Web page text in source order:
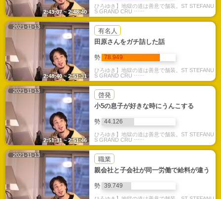
ひろゆき】地獄の道は善意で舗装。ST STEFANU
S GRAND CRU ⋯⋯
2:43:07 ~ 2:48:40
2021-11-13
有名人
田原さんをガチ詰した話
勢 78.949
ひろゆき】地獄の道は善意で舗装。ST STEFANU
S GRAND CRU ⋯⋯
2:48:40 ~ 2:51:31
2021-11-13
啓発
小5の息子が好きな時にうんこする
勢 44.126
ひろゆき】地獄の道は善意で舗装。ST STEFANU
S GRAND CRU ⋯⋯
2:51:31 ~ 2:51:46
2021-11-13
職業
親会社と子会社が同一労働で給料が違う
勢 39.749